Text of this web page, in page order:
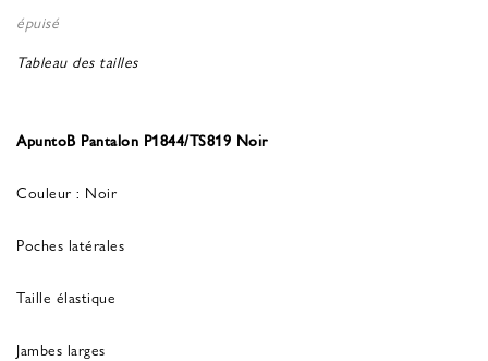
épuisé
Tableau des tailles
ApuntoB Pantalon P1844/TS819 Noir
Couleur : Noir
Poches latérales
Taille élastique
Jambes larges